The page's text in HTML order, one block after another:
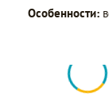
Особенности: